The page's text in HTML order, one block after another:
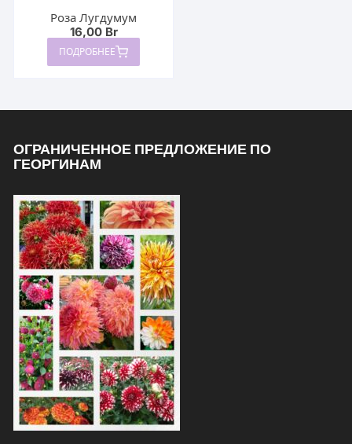
Роза Лугдумум
16,00 Br
ПОДРОБНЕЕ
ОГРАНИЧЕННОЕ ПРЕДЛОЖЕНИЕ ПО
ГЕОРГИНАМ